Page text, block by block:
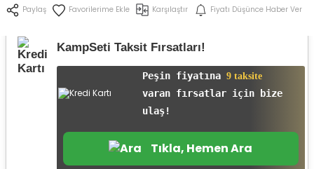
Paylaş Karşılaştır Fiyatı Düşünce Haber Ver
KampSeti Taksit Fırsatları!
Peşin fiyatına 9 taksite
varan fırsatlar için bize
ulaş!
Tıkla, Hemen Ara